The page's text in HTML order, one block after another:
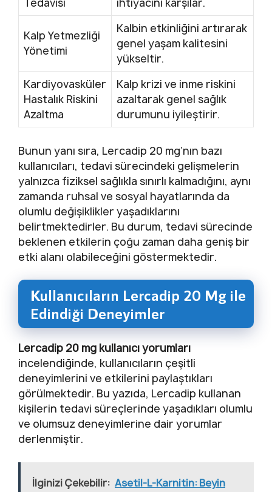
Tedavisi
ihtiyacını karşılar.
Kalp Yetmezliği
Yönetimi
Kalbin etkinliğini artırarak
genel yaşam kalitesini
yükseltir.
Kardiyovasküler
Hastalık Riskini
Azaltma
Kalp krizi ve inme riskini
azaltarak genel sağlık
durumunu iyileştirir.
Bunun yanı sıra, Lercadip 20 mg’nın bazı
kullanıcıları, tedavi sürecindeki gelişmelerin
yalnızca fiziksel sağlıkla sınırlı kalmadığını, aynı
zamanda ruhsal ve sosyal hayatlarında da
olumlu değişiklikler yaşadıklarını
belirtmektedirler. Bu durum, tedavi sürecinde
beklenen etkilerin çoğu zaman daha geniş bir
etki alanı olabileceğini göstermektedir.
Kullanıcıların Lercadip 20 Mg ile
Edindiği Deneyimler
Lercadip 20 mg kullanıcı yorumları
incelendiğinde, kullanıcıların çeşitli
deneyimlerini ve etkilerini paylaştıkları
görülmektedir. Bu yazıda, Lercadip kullanan
kişilerin tedavi süreçlerinde yaşadıkları olumlu
ve olumsuz deneyimlerine dair yorumlar
derlenmiştir.
İlginizi Çekebilir: Asetil-L-Karnitin: Beyin